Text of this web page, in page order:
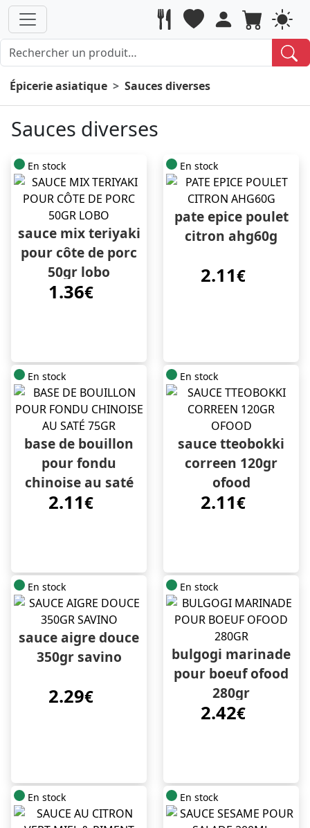
Épicerie asiatique Sauces diverses
Sauces diverses
En stock
sauce mix teriyaki
pour côte de porc
50gr lobo
1.36€
En stock
pate epice poulet
citron ahg60g
2.11€
En stock
base de bouillon
pour fondu
chinoise au saté
75gr
2.11€
En stock
sauce tteobokki
correen 120gr
ofood
2.11€
En stock
sauce aigre douce
350gr savino
2.29€
En stock
bulgogi marinade
pour boeuf ofood
280gr
2.42€
En stock En stock